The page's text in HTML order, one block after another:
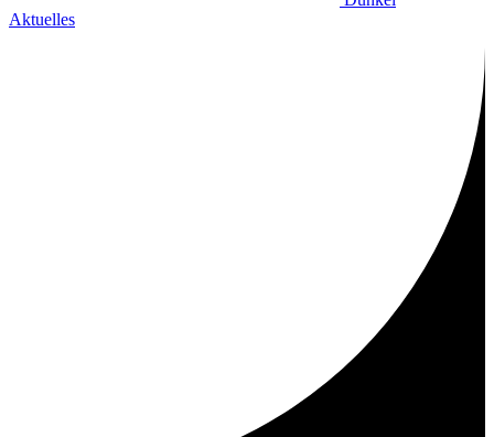
Aktuelles